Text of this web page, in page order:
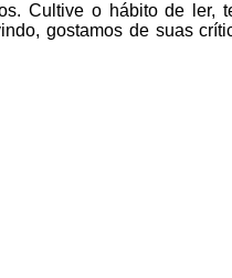
Cultive o hábito de ler,
, gostamos de suas